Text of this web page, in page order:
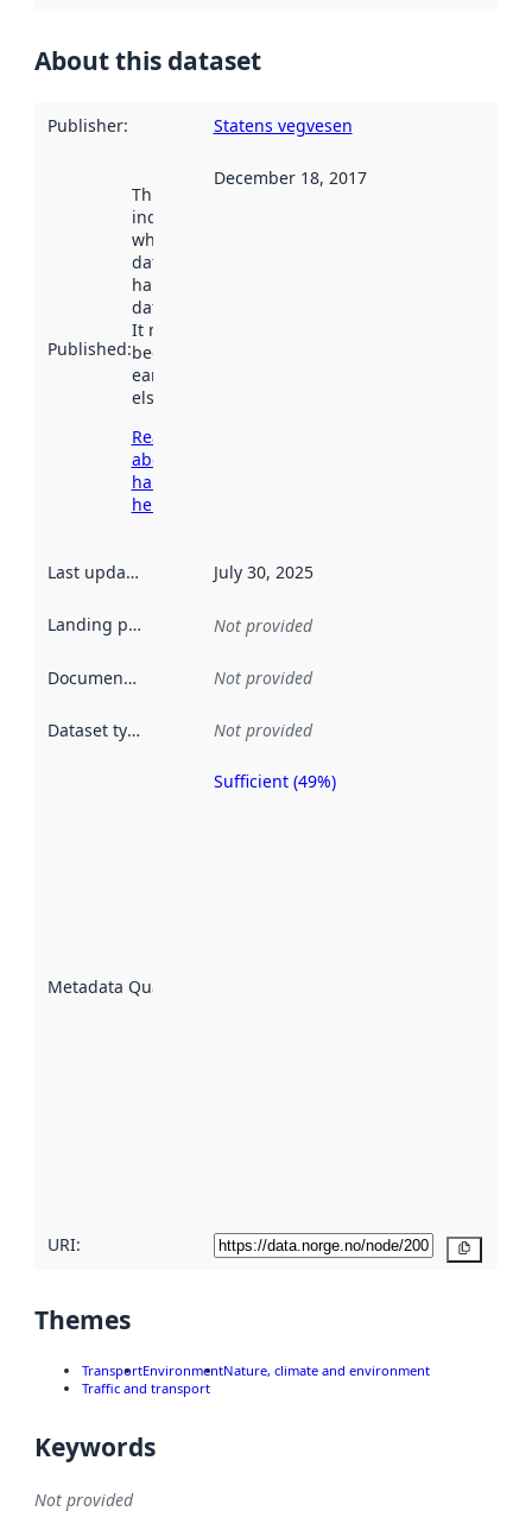
About this dataset
Publisher: Statens vegvesen
Published:
This date
indicates
when the
dataset was
harvested by
data.norge.no.
It may have
been available
earlier
elsewhere.
Read more
about
harvesting
here
December 18, 2017
Last updated July 30, 2025
Landing page Not provided
Documentation Not provided
Dataset type Not provided
Metadata Quality
Sufficient (49%)
URI:
Themes
TransportEnvironmentNature, climate and environment
Traffic and transport
Keywords
Not provided